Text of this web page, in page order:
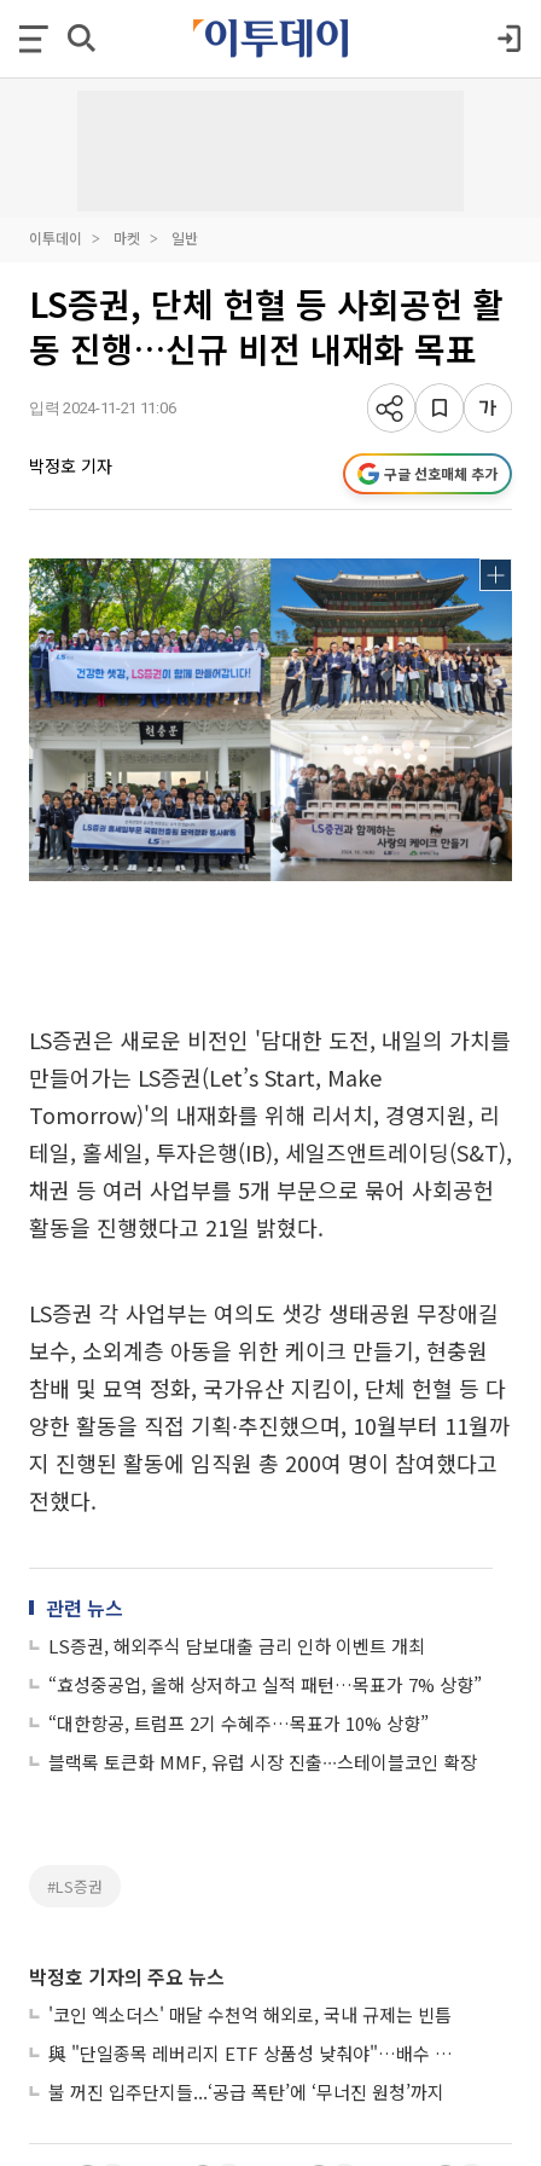
이투데이 마켓 일반
LS증권, 단체 헌혈 등 사회공헌 활
동 진행…신규 비전 내재화 목표
입력 2024-11-21 11:06
박정호 기자 구글 선호매체 추가
LS증권은 새로운 비전인 '담대한 도전, 내일의 가치를
만들어가는 LS증권(Let’s Start, Make
Tomorrow)'의 내재화를 위해 리서치, 경영지원, 리
테일, 홀세일, 투자은행(IB), 세일즈앤트레이딩(S&T),
채권 등 여러 사업부를 5개 부문으로 묶어 사회공헌
활동을 진행했다고 21일 밝혔다.
LS증권 각 사업부는 여의도 샛강 생태공원 무장애길
보수, 소외계층 아동을 위한 케이크 만들기, 현충원
참배 및 묘역 정화, 국가유산 지킴이, 단체 헌혈 등 다
양한 활동을 직접 기획∙추진했으며, 10월부터 11월까
지 진행된 활동에 임직원 총 200여 명이 참여했다고
전했다.
관련 뉴스
LS증권, 해외주식 담보대출 금리 인하 이벤트 개최
“효성중공업, 올해 상저하고 실적 패턴…목표가 7% 상향”
“대한항공, 트럼프 2기 수혜주…목표가 10% 상향”
블랙록 토큰화 MMF, 유럽 시장 진출∙∙∙스테이블코인 확장
#LS증권
박정호 기자의 주요 뉴스
'코인 엑소더스' 매달 수천억 해외로, 국내 규제는 빈틈
與 "단일종목 레버리지 ETF 상품성 낮춰야"…배수 조정안도 거론
불 꺼진 입주단지들...‘공급 폭탄’에 ‘무너진 원청’까지